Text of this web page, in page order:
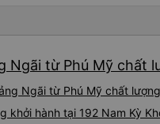
Ngãi từ Phú Mỹ chất
Ngãi từ Phú Mỹ chất
khởi hành tại 192 Nam Kỳ